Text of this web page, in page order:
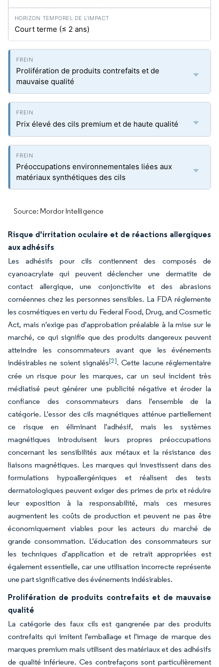
Court terme (≤ 2 ans)
Prolifération de produits contrefaits et de
mauvaise qualité
Prix élevé des cils premium et de haute qualité
Préoccupations environnementales liées aux
matériaux synthétiques des cils
Source: Mordor Intelligence
Risque d'irritation oculaire et de réactions allergiques
aux adhésifs
Les adhésifs pour cils contiennent des composés de
cyanoacrylate qui peuvent déclencher une dermatite de
contact allergique, une conjonctivite et des abrasions
cornéennes chez les personnes sensibles. La FDA réglemente
les cosmétiques en vertu du Federal Food, Drug, and Cosmetic
Act, mais n'exige pas d'approbation préalable à la mise sur le
marché, ce qui signifie que des produits dangereux peuvent
atteindre les consommateurs avant que les événements
indésirables ne soient signalés[2]. Cette lacune réglementaire
crée un risque pour les marques, car un seul incident très
médiatisé peut générer une publicité négative et éroder la
confiance des consommateurs dans l'ensemble de la
catégorie. L'essor des cils magnétiques atténue partiellement
ce risque en éliminant l'adhésif, mais les systèmes
magnétiques introduisent leurs propres préoccupations
concernant les sensibilités aux métaux et la résistance des
liaisons magnétiques. Les marques qui investissent dans des
formulations hypoallergéniques et réalisent des tests
dermatologiques peuvent exiger des primes de prix et réduire
leur exposition à la responsabilité, mais ces mesures
augmentent les coûts de production et peuvent ne pas être
économiquement viables pour les acteurs du marché de
grande consommation. L'éducation des consommateurs sur
les techniques d'application et de retrait appropriées est
également essentielle, car une utilisation incorrecte représente
une part significative des événements indésirables.
Prolifération de produits contrefaits et de mauvaise
qualité
La catégorie des faux cils est gangrenée par des produits
contrefaits qui imitent l'emballage et l'image de marque des
marques premium mais utilisent des matériaux et des adhésifs
de qualité inférieure. Ces contrefaçons sont particulièrement